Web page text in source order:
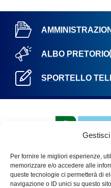
Per fornire le migliori esperienze,
memorizzare e/o accedere alle
queste tecnologie ci permetterà di
navigazione o ID unici su questo
ALBO PRETORIO
SPORTELLO